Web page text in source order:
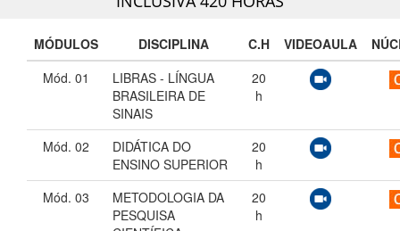
MÓDULOS DISCIPLINA C.H VIDEOAULA
Mód. 01
LIBRAS - LÍNGUA
BRASILEIRA DE
SINAIS
20
h
Mód. 02
DIDÁTICA DO
ENSINO SUPERIOR
20
h
Mód. 03
METODOLOGIA DA
PESQUISA
20
h